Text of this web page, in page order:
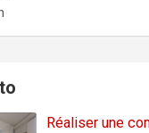
Réaliser une